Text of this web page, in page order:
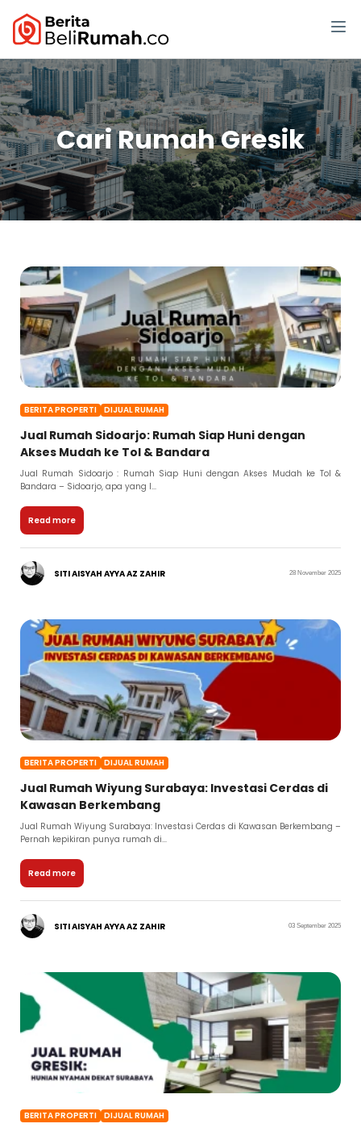
Cari Rumah Gresik
BERITA PROPERTI DIJUAL RUMAH
Jual Rumah Sidoarjo: Rumah Siap Huni dengan
Akses Mudah ke Tol & Bandara
Jual Rumah Sidoarjo : Rumah Siap Huni dengan Akses Mudah ke Tol &
Bandara – Sidoarjo, apa yang l...
Read more
SITI AISYAH AYYA AZ ZAHIR 28 November 2025
BERITA PROPERTI DIJUAL RUMAH
Jual Rumah Wiyung Surabaya: Investasi Cerdas di
Kawasan Berkembang
Jual Rumah Wiyung Surabaya: Investasi Cerdas di Kawasan Berkembang –
Pernah kepikiran punya rumah di...
Read more
SITI AISYAH AYYA AZ ZAHIR 03 September 2025
BERITA PROPERTI DIJUAL RUMAH